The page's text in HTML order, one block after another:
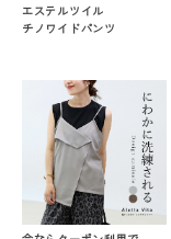
エステルツイル
チノワイドパンツ